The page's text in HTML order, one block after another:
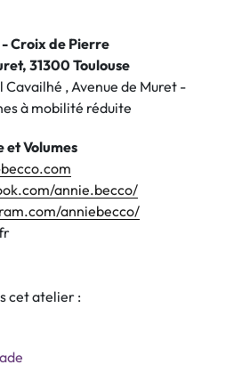
Croix de Pierre
31300 Toulouse
, Avenue de Muret -
à mobilité réduite
et Volumes
annie.becco/
anniebecco/
cet atelier :